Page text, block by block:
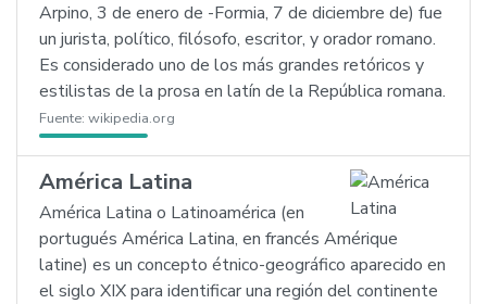
Arpino, 3 de enero de -Formia, 7 de diciembre de) fue
un jurista, político, filósofo, escritor, y orador romano.
Es considerado uno de los más grandes retóricos y
estilistas de la prosa en latín de la República romana.
Fuente: wikipedia.org
América Latina
América Latina o Latinoamérica (en
portugués América Latina, en francés Amérique
latine) es un concepto étnico-geográfico aparecido en
el siglo XIX para identificar una región del continente